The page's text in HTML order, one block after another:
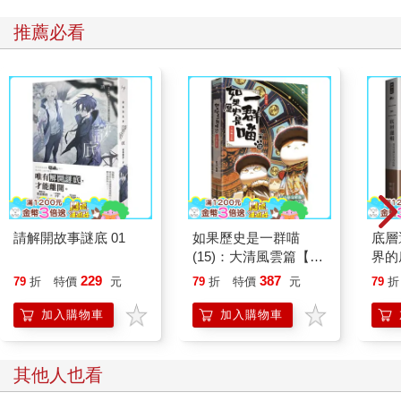
推薦必看
請解開故事謎底 01
79 折 特價 229 元
加入購物車
如果歷史是一群喵
(15)：大清風雲篇【萌
貓漫畫學歷史】
79 折 特價 387 元
加入購物車
底
界
79 折
其他人也看